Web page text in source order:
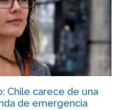
Chile carece de una
de emergencia